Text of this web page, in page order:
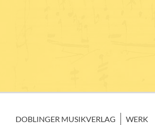
DOBLINGER MUSIKVERLAG WERK